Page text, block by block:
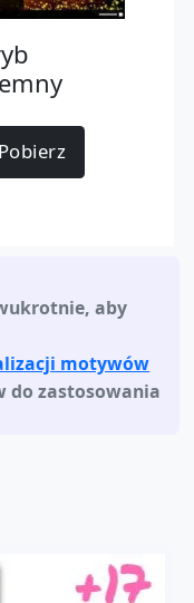
Pobierz
aby
motywów
do zastosowania